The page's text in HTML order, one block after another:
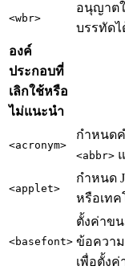
<wbr>
อนุญาต
บรรทัด
องค์
ประกอบที่
เลิกใช้หรือ
ไม่แนะนำ
<acronym>
กำหนด
<abbr>
<applet>
กำหนด
หรือเท
<basefont>
ตั้งค่าข
ข้อควา
เพื่อตั้ง